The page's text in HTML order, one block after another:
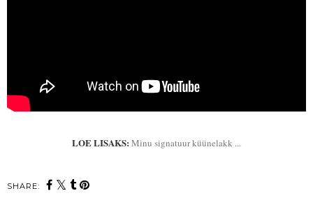
LOE LISAKS: Minu signatuur küünelakk ...
SHARE: